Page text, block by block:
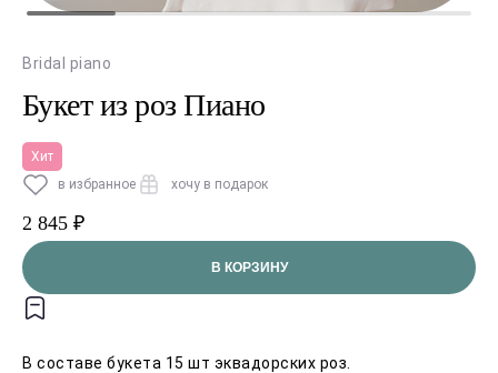
Bridal piano
Букет из роз Пиано
Хит
в избранное
хочу в подарок
2 845 ₽
В КОРЗИНУ
В составе букета 15 шт эквадорских роз.